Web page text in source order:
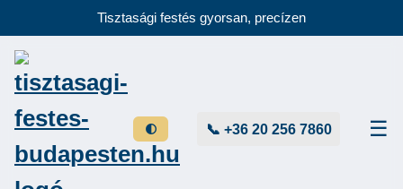
Tisztasági festés gyorsan, precízen
🌓 📞 +36 20 256 7860 ☰